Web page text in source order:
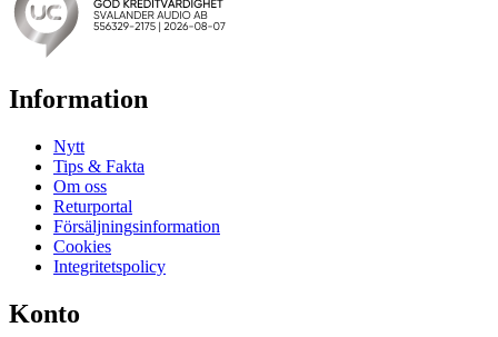
Information
Nytt
Tips & Fakta
Om oss
Returportal
Försäljningsinformation
Cookies
Integritetspolicy
Konto